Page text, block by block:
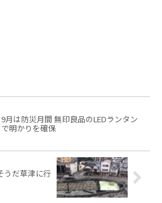
9月は防災月間 無印良品のLEDランタン
で明かりを確保
うだ草津に行